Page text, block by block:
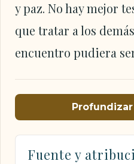
y paz. No hay mejor
que tratar a los
encuentro pudiera
Fuente y